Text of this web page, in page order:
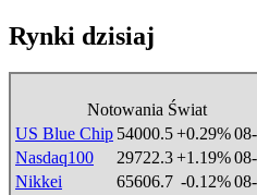
Rynki dzisiaj
Notowania Świat
US Blue Chip 54000.5+0.29%
Nasdaq100
29722.3+1.19%
Nikkei
65606.7 -0.12%